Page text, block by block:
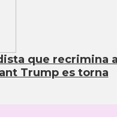
que recrimina
Trump es torna